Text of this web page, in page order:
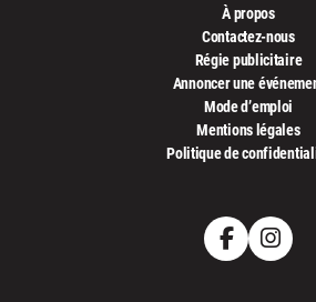
À propos
Contactez-nous
Régie publicitaire
Annoncer une
Mode d’emploi
Mentions légales
Politique de